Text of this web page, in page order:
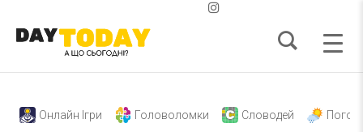
Онлайн Ігри Головоломки Словодей